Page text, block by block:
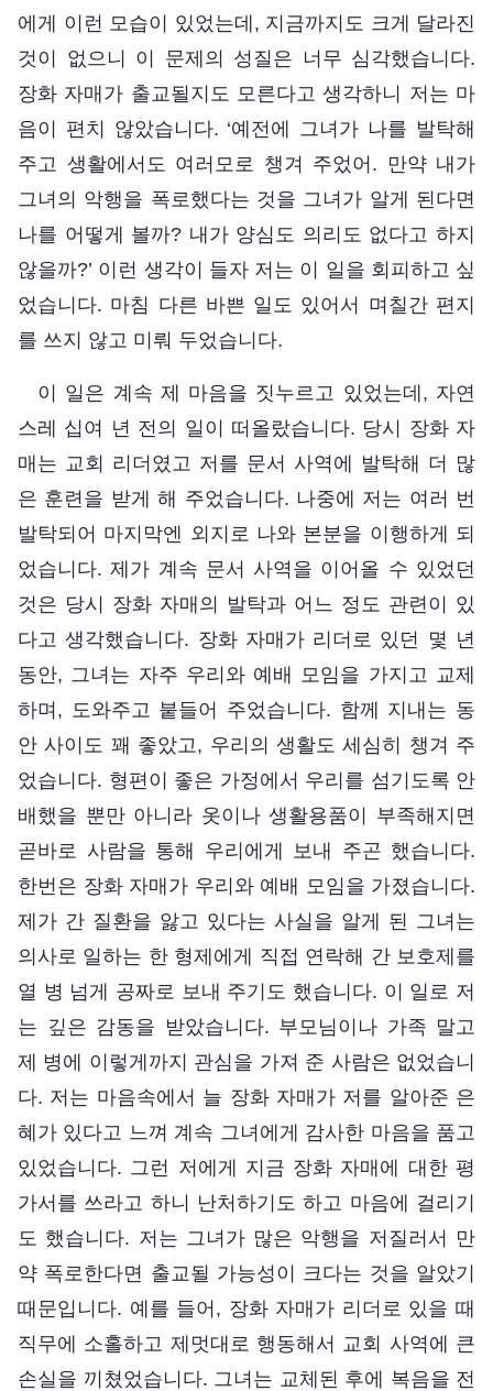
에게 이런 모습이 있었는데, 지금까지도 크게 달라진
것이 없으니 이 문제의 성질은 너무 심각했습니다.
장화 자매가 출교될지도 모른다고 생각하니 저는 마
음이 편치 않았습니다. ‘예전에 그녀가 나를 발탁해
주고 생활에서도 여러모로 챙겨 주었어. 만약 내가
그녀의 악행을 폭로했다는 것을 그녀가 알게 된다면
나를 어떻게 볼까? 내가 양심도 의리도 없다고 하지
않을까?’ 이런 생각이 들자 저는 이 일을 회피하고 싶
었습니다. 마침 다른 바쁜 일도 있어서 며칠간 편지
를 쓰지 않고 미뤄 두었습니다.
이 일은 계속 제 마음을 짓누르고 있었는데, 자연
스레 십여 년 전의 일이 떠올랐습니다. 당시 장화 자
매는 교회 리더였고 저를 문서 사역에 발탁해 더 많
은 훈련을 받게 해 주었습니다. 나중에 저는 여러 번
발탁되어 마지막엔 외지로 나와 본분을 이행하게 되
었습니다. 제가 계속 문서 사역을 이어올 수 있었던
것은 당시 장화 자매의 발탁과 어느 정도 관련이 있
다고 생각했습니다. 장화 자매가 리더로 있던 몇 년
동안, 그녀는 자주 우리와 예배 모임을 가지고 교제
하며, 도와주고 붙들어 주었습니다. 함께 지내는 동
안 사이도 꽤 좋았고, 우리의 생활도 세심히 챙겨 주
었습니다. 형편이 좋은 가정에서 우리를 섬기도록 안
배했을 뿐만 아니라 옷이나 생활용품이 부족해지면
곧바로 사람을 통해 우리에게 보내 주곤 했습니다.
한번은 장화 자매가 우리와 예배 모임을 가졌습니다.
제가 간 질환을 앓고 있다는 사실을 알게 된 그녀는
의사로 일하는 한 형제에게 직접 연락해 간 보호제를
열 병 넘게 공짜로 보내 주기도 했습니다. 이 일로 저
는 깊은 감동을 받았습니다. 부모님이나 가족 말고
제 병에 이렇게까지 관심을 가져 준 사람은 없었습니
다. 저는 마음속에서 늘 장화 자매가 저를 알아준 은
혜가 있다고 느껴 계속 그녀에게 감사한 마음을 품고
있었습니다. 그런 저에게 지금 장화 자매에 대한 평
가서를 쓰라고 하니 난처하기도 하고 마음에 걸리기
도 했습니다. 저는 그녀가 많은 악행을 저질러서 만
약 폭로한다면 출교될 가능성이 크다는 것을 알았기
때문입니다. 예를 들어, 장화 자매가 리더로 있을 때
직무에 소홀하고 제멋대로 행동해서 교회 사역에 큰
손실을 끼쳤었습니다. 그녀는 교체된 후에 복음을 전